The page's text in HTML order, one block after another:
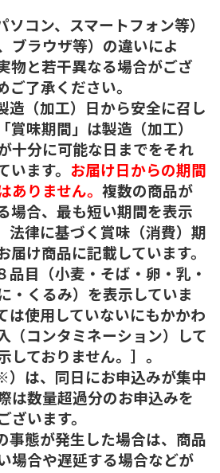
コン、スマートフォン等）
ブラウザ等）の違いによ
物と若干異なる場合がござ
ご了承ください。
造（加工）日から安全に召し
賞味期間」は製造（加工）
十分に可能な日までをそれ
ます。 お届け日からの期間
ありません。 複数の商品が
場合、最も短い期間を表示
法律に基づく賞味（消費）期
届け商品に記載しています。
品目（小麦・そば・卵・乳・
・くるみ）を表示していま
は使用していないにもかかわ
（コンタミネーション）して
しておりません。］。
は、同日にお申込みが集中
は数量超過分のお申込みを
います。
事態が発生した場合は、商品
場合や遅延する場合などが